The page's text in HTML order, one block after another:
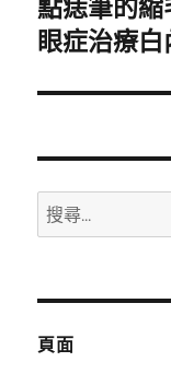
下
一
文
點痣筆的
眼症治療白
搜
尋
鍵
頁面